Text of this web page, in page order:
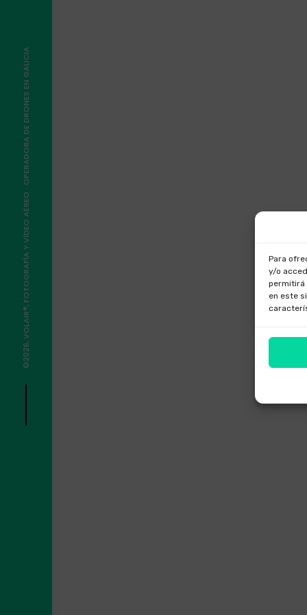
Para
y/o
permitirá
en este
©2026, VOLAIR®, FOTOGRAFÍA Y VÍDEO AÉREO · OPERADORA DE DRONES EN GALICIA